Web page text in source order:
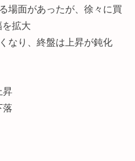
場面があったが、徐々に買
拡大
なり、終盤は上昇が鈍化
昇
落